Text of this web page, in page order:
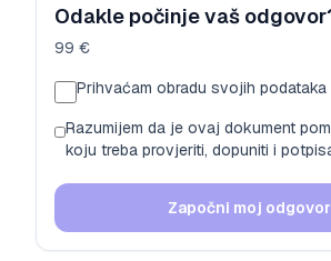
Odakle počinje vaš
99 €
Prihvaćam obradu svojih podataka
Razumijem da je ovaj dokument
koju treba provjeriti, dopuniti i
Započni moj odgovor